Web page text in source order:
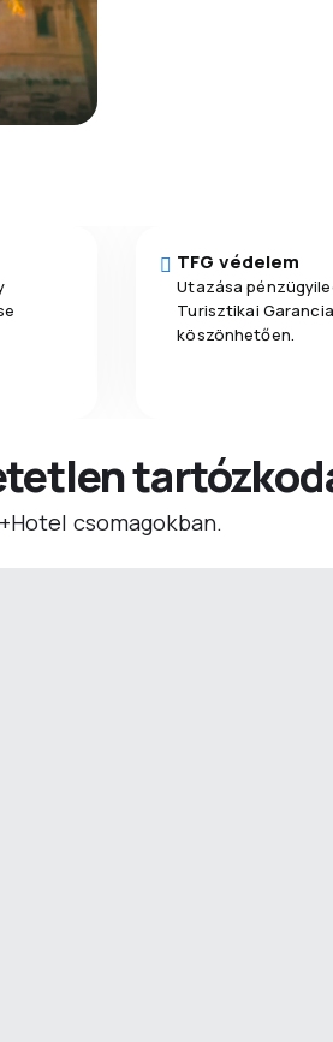
TFG védelem
Utazása
Turisztikai
köszönhetően.
csomagokban.